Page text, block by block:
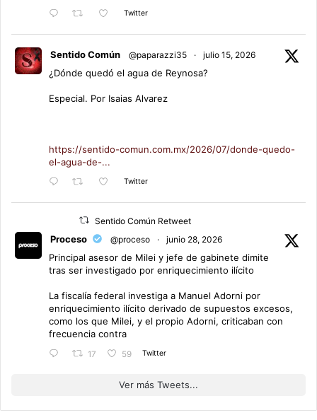
Twitter
Sentido Común @paparazzi35 · julio 15, 2026
¿Dónde quedó el agua de Reynosa?
Especial. Por Isaias Alvarez
https://sentido-comun.com.mx/2026/07/donde-quedo-
el-agua-de-...
Twitter
Sentido Común Retweet
Proceso @proceso · junio 28, 2026
Principal asesor de Milei y jefe de gabinete dimite
tras ser investigado por enriquecimiento ilícito
La fiscalía federal investiga a Manuel Adorni por
enriquecimiento ilícito derivado de supuestos excesos,
como los que Milei, y el propio Adorni, criticaban con
frecuencia contra
17 59 Twitter
Ver más Tweets...